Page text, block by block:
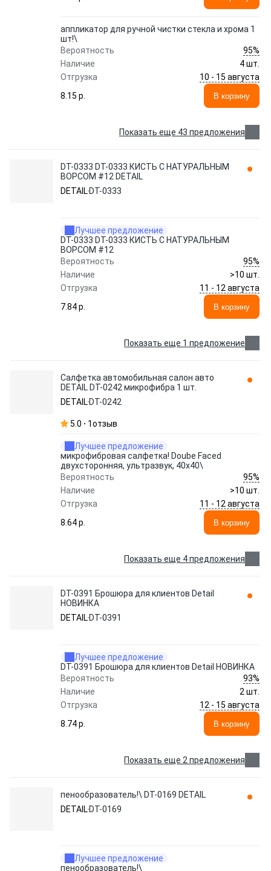
аппликатор для ручной чистки стекла и хрома 1
шт!\
Вероятность
95%
Наличие
4 шт.
Отгрузка
10 - 15 августа
8.15 p.
В корзину
Показать еще 43 предложения
DT-0333 DT-0333 КИСТЬ С НАТУРАЛЬНЫМ
ВОРСОМ #12 DETAIL
DETAIL DT-0333
Лучшее предложение
DT-0333 DT-0333 КИСТЬ С НАТУРАЛЬНЫМ
ВОРСОМ #12
Вероятность
95%
Наличие
>10 шт.
Отгрузка
11 - 12 августа
7.84 p.
В корзину
Показать еще 1 предложение
Салфетка автомобильная салон авто
DETAIL DT-0242 микрофибра 1 шт.
DETAIL DT-0242
5.0 1отзыв
Лучшее предложение
микрофибровая салфетка! Doube Faced
двухсторонняя, ультразвук, 40x40\
Вероятность
95%
Наличие
>10 шт.
Отгрузка
11 - 12 августа
8.64 p.
В корзину
Показать еще 4 предложения
DT-0391 Брошюра для клиентов Detail
НОВИНКА
DETAIL DT-0391
Лучшее предложение
DT-0391 Брошюра для клиентов Detail НОВИНКА
Вероятность
93%
Наличие
2 шт.
Отгрузка
12 - 15 августа
8.74 p.
В корзину
Показать еще 2 предложения
пенообразователь!\ DT-0169 DETAIL
DETAIL DT-0169
Лучшее предложение
пенообразователь!\